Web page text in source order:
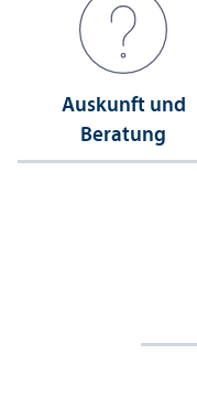
Auskunft und
Beratung